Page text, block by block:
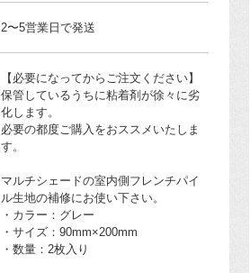
2〜5営業日で発送
【必要になってからご注文ください】
保管しているうちに粘着剤が徐々に劣
化します。
必要の都度ご購入をおススメいたしま
す。
マルチシェードの室内側フレンチパイ
ル生地の補修にお使い下さい。
・カラー：グレー
・サイズ：90mm×200mm
・数量：2枚入り